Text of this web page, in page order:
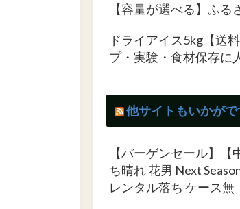
【容量が選べる】ふる
ドライアイス5kg【送
プ・実験・食材保存に
他サイトもいかがで
【バーゲンセール】
ち晴れ 花男 Next
レンタル落ち ケース無